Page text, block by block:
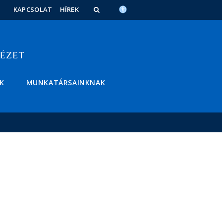
KAPCSOLAT HÍREK
MUNKATÁRSAINKNAK